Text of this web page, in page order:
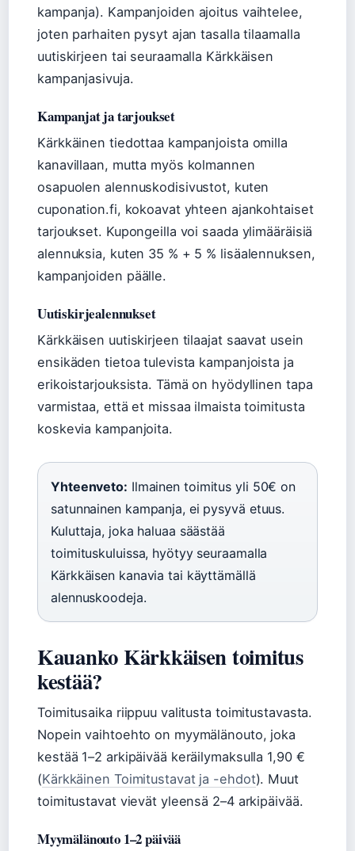
kampanja). Kampanjoiden ajoitus vaihtelee,
joten parhaiten pysyt ajan tasalla tilaamalla
uutiskirjeen tai seuraamalla Kärkkäisen
kampanjasivuja.
Kampanjat ja tarjoukset
Kärkkäinen tiedottaa kampanjoista omilla
kanavillaan, mutta myös kolmannen
osapuolen alennuskodisivustot, kuten
cuponation.fi, kokoavat yhteen ajankohtaiset
tarjoukset. Kupongeilla voi saada ylimääräisiä
alennuksia, kuten 35 % + 5 % lisäalennuksen,
kampanjoiden päälle.
Uutiskirjealennukset
Kärkkäisen uutiskirjeen tilaajat saavat usein
ensikäden tietoa tulevista kampanjoista ja
erikoistarjouksista. Tämä on hyödyllinen tapa
varmistaa, että et missaa ilmaista toimitusta
koskevia kampanjoita.
Yhteenveto: Ilmainen toimitus yli 50€ on
satunnainen kampanja, ei pysyvä etuus.
Kuluttaja, joka haluaa säästää
toimituskuluissa, hyötyy seuraamalla
Kärkkäisen kanavia tai käyttämällä
alennuskoodeja.
Kauanko Kärkkäisen toimitus
kestää?
Toimitusaika riippuu valitusta toimitustavasta.
Nopein vaihtoehto on myymälänouto, joka
kestää 1–2 arkipäivää keräilymaksulla 1,90 €
(Kärkkäinen Toimitustavat ja -ehdot). Muut
toimitustavat vievät yleensä 2–4 arkipäivää.
Myymälänouto 1–2 päivää